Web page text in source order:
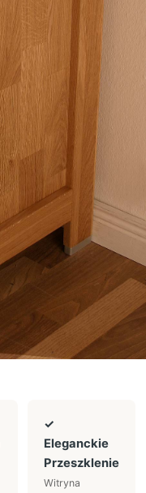
✓
Eleganckie
Przeszklenie
Witryna